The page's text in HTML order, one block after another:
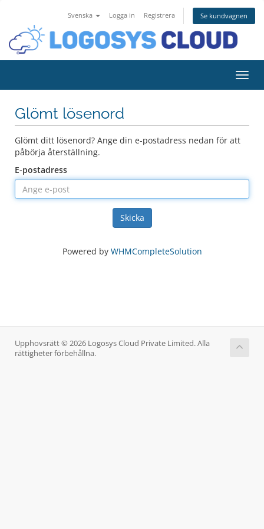
Svenska Logga in Registrera Se kundvagnen
Glömt lösenord
Glömt ditt lösenord? Ange din e-postadress nedan för att
påbörja återställning.
E-postadress
Skicka
Powered by WHMCompleteSolution
Upphovsrätt © 2026 Logosys Cloud Private Limited. Alla
rättigheter förbehållna.